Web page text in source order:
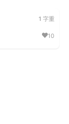
1 字重
10